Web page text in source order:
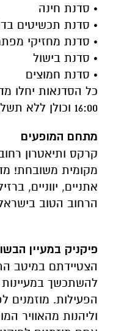
• סדנת חינה
• סדנת תכשיטים
• סדנת מחזיקי
• סדנת בישול
• סדנת חמוצים
16:00 וכולן ללא תשלום – אהלן וסהלן!
מתחם המופעים
קרקס ותיאטרון
מקומית משובחת!
אתניים, יווניים,
הרחוב הטוב
פיקניק במעיין
הצטיידתם במיטב
להשתכשך
הפעילות.
וליהנות מהאוויר